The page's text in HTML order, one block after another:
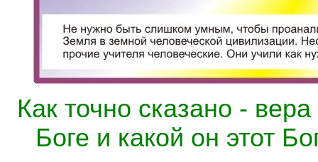
Как точно сказано -
Боге и какой он этот